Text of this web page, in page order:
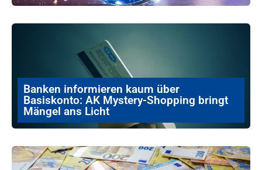
Banken informieren kaum über
Basiskonto: AK Mystery-Shopping bringt
Mängel ans Licht